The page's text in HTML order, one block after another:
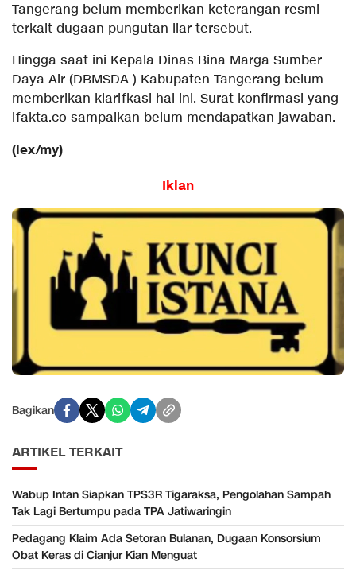
Tangerang belum memberikan keterangan resmi
terkait dugaan pungutan liar tersebut.
Hingga saat ini Kepala Dinas Bina Marga Sumber
Daya Air (DBMSDA ) Kabupaten Tangerang belum
memberikan klarifkasi hal ini. Surat konfirmasi yang
ifakta.co sampaikan belum mendapatkan jawaban.
(lex/my)
Iklan
Bagikan
ARTIKEL TERKAIT
Wabup Intan Siapkan TPS3R Tigaraksa, Pengolahan Sampah
Tak Lagi Bertumpu pada TPA Jatiwaringin
Pedagang Klaim Ada Setoran Bulanan, Dugaan Konsorsium
Obat Keras di Cianjur Kian Menguat